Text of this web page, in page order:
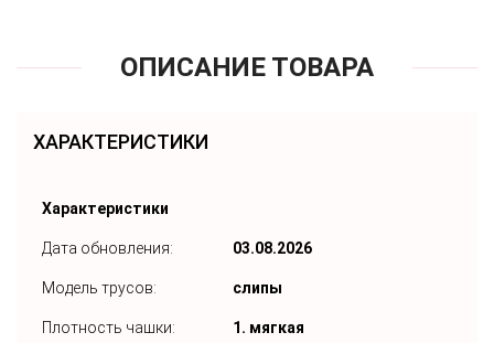
ОПИСАНИЕ ТОВАРА
ХАРАКТЕРИСТИКИ
Характеристики
Дата обновления: 03.08.2026
Модель трусов: слипы
Плотность чашки: 1. мягкая